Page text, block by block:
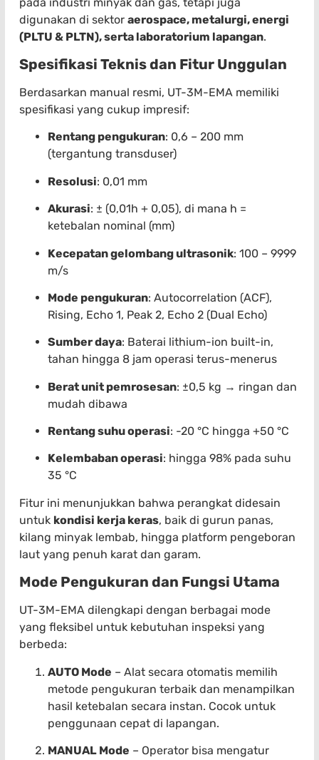
digunakan di sektor aerospace, metalurgi, energi
(PLTU & PLTN), serta laboratorium lapangan.
Spesifikasi Teknis dan Fitur Unggulan
Berdasarkan manual resmi, UT-3M-EMA memiliki
spesifikasi yang cukup impresif:
Rentang pengukuran: 0,6 – 200 mm
(tergantung transduser)
Resolusi: 0,01 mm
Akurasi: ± (0,01h + 0,05), di mana h =
ketebalan nominal (mm)
Kecepatan gelombang ultrasonik: 100 – 9999
m/s
Mode pengukuran: Autocorrelation (ACF),
Rising, Echo 1, Peak 2, Echo 2 (Dual Echo)
Sumber daya: Baterai lithium-ion built-in,
tahan hingga 8 jam operasi terus-menerus
Berat unit pemrosesan: ±0,5 kg → ringan dan
mudah dibawa
Rentang suhu operasi: -20 °C hingga +50 °C
Kelembaban operasi: hingga 98% pada suhu
35 °C
Fitur ini menunjukkan bahwa perangkat didesain
untuk kondisi kerja keras, baik di gurun panas,
kilang minyak lembab, hingga platform pengeboran
laut yang penuh karat dan garam.
Mode Pengukuran dan Fungsi Utama
UT-3M-EMA dilengkapi dengan berbagai mode
yang fleksibel untuk kebutuhan inspeksi yang
berbeda:
AUTO Mode – Alat secara otomatis memilih
metode pengukuran terbaik dan menampilkan
hasil ketebalan secara instan. Cocok untuk
penggunaan cepat di lapangan.
MANUAL Mode – Operator bisa mengatur